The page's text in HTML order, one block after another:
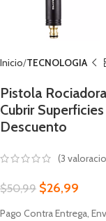
Inicio TECNOLOGIA
Pistola
Cubrir
Descuento
(3
$50,99 $26,99
Pago Contra Entrega,